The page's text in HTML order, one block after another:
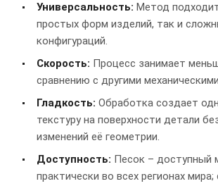
Универсальность: Метод
простых форм изделий, так и
конфигураций.
Скорость: Процесс занимает
сравнению с другими
Гладкость: Обработка создает
текстуру на поверхности детали
изменений её геометрии.
Доступность: Песок – доступный
практически во всех регионах